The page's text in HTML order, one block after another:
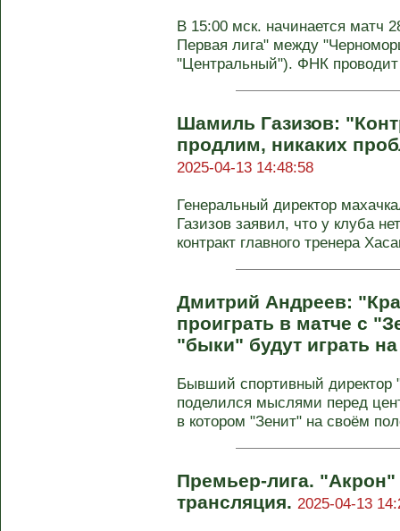
В 15:00 мск. начинается матч
Первая лига" между
"Центральный"). ФНК
Шамиль Газизов:
продлим, никаких
2025-04-13 14:48:58
Генеральный директор
Газизов заявил, что у клуба
контракт главного тренера
Дмитрий Андреев:
проиграть в матче с
"быки" будут играть
Бывший спортивный директор
поделился мыслями перед
в котором "Зенит" на своём
Премьер-лига.
трансляция. 2025-04-13